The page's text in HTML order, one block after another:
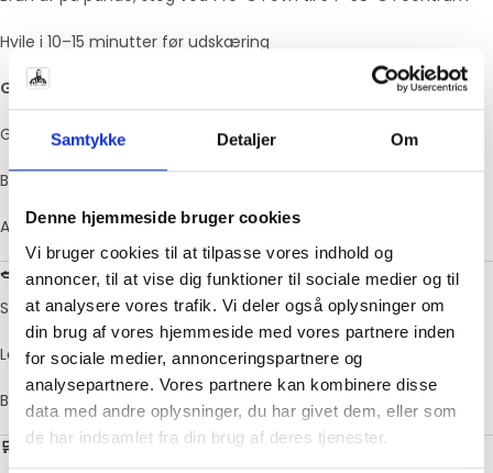
Samtykke Detaljer Om
Denne hjemmeside bruger cookies
Vi bruger cookies til at tilpasse vores indhold og
annoncer, til at vise dig funktioner til sociale medier og til
at analysere vores trafik. Vi deler også oplysninger om
din brug af vores hjemmeside med vores partnere inden
for sociale medier, annonceringspartnere og
analysepartnere. Vores partnere kan kombinere disse
data med andre oplysninger, du har givet dem, eller som
de har indsamlet fra din brug af deres tjenester.
Hvile i 10–15 minutter før udskæring
Grill:
Grill hel ved indirekte varme (130–140°C)
Brug stegetermometer for perfekt kernetemperatur
Afslut med direkte varme for sprød skorpe
🥗 Serveringsidéer:
Skær i steaks og servér med fritter og bearnaise
Langtidssteg som roast til gæstemiddag
Brug rester i sandwich, wraps eller salater
🛒 Køb Hel Græsfodret Ribeye Online